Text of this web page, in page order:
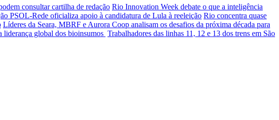
consultar cartilha de redação Rio Innovation Week debate o que a inteligência
PSOL-Rede oficializa apoio à candidatura de Lula à reeleição Rio concentra quase
Líderes da Seara, MBRF e Aurora Coop analisam os desafios da próxima década para
liderança global dos bioinsumos Trabalhadores das linhas 11, 12 e 13 dos trens em São